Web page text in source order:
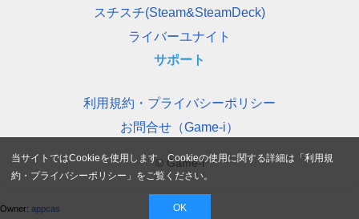
スチスチ(Steam&SteamDeck)
ライバーユナイト
サポート
利用規約・プライバシーポリシー
お問合せ（Game-i）
© Game-i
Owner: appcas
当サイトではCookieを使用します。Cookieの使用に関する詳細は「利用規
約・プライバシーポリシー 」をご覧ください。
OK